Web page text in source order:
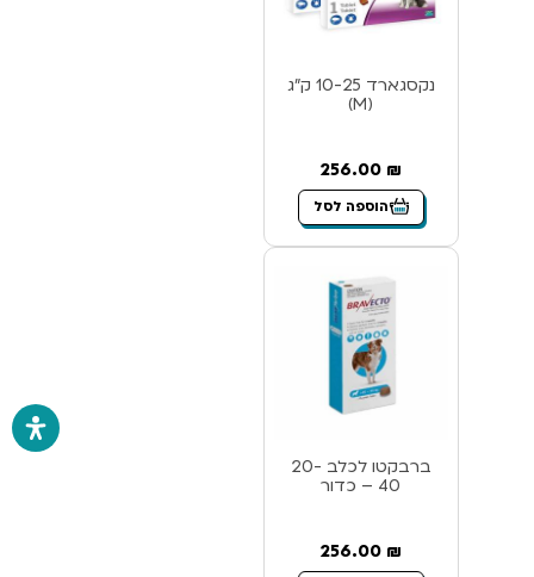
נקסגארד 10-25 ק”ג
(M)
256.00 ₪
הוספה לסל
ברבקטו לכלב 20-
40 – כדור
256.00 ₪